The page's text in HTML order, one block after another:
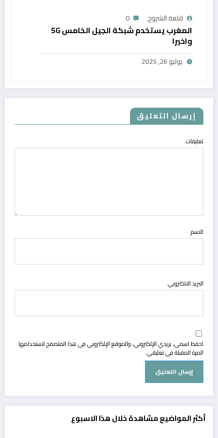
قلعة الشروح 0
المغرب يستخدم شبكة الجيل الخامس 5G
واخيرا
يوليو 26, 2025
إرسال التعليق
تعليقات
الاسم
البريد الالكتروني
احفظ اسمي، بريدي الإلكتروني، والموقع الإلكتروني في هذا المتصفح لاستخدامها
المرة المقبلة في تعليقي.
أكثر المواضيع مشاهدة خلال هذا الاسبوع